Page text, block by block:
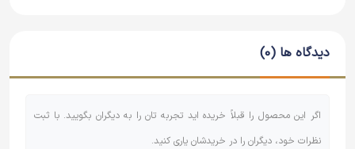
دیدگاه ها (0)
اگر این محصول را قبلاً خریده اید تجربه تان را به دیگران بگویید. با ثبت
نظرات خود، دیگران را در خریدشان یاری کنید.